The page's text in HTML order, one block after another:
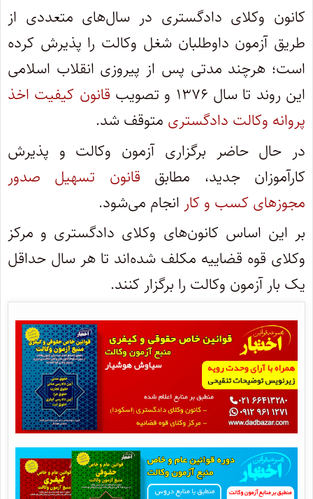
کانون وکلای دادگستری در سال‌های متعددی از
طریق آزمون داوطلبان شغل وکالت را پذیرش کرده
است؛ هرچند مدتی پس از پیروزی انقلاب اسلامی
این روند تا سال ۱۳۷۶ و تصویب
قانون کیفیت اخذ
پروانه وکالت دادگستری متوقف شد.
در حال حاضر برگزاری آزمون وکالت و پذیرش
کارآموزان جدید، مطابق قانون تسهیل صدور
مجوزهای کسب و کار انجام می‌شود.
بر این اساس کانون‌های وکلای دادگستری و مرکز
وکلای قوه قضاییه مکلف شده‌اند تا هر سال حداقل
یک بار آزمون وکالت را برگزار کنند.